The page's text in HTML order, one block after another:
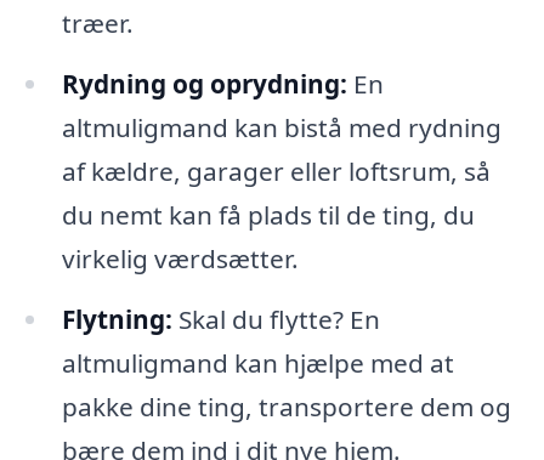
træer.
Rydning og oprydning: En
altmuligmand kan bistå med rydning
af kældre, garager eller loftsrum, så
du nemt kan få plads til de ting, du
virkelig værdsætter.
Flytning: Skal du flytte? En
altmuligmand kan hjælpe med at
pakke dine ting, transportere dem og
bære dem ind i dit nye hjem.